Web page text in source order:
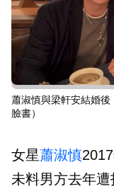
蕭淑慎與梁軒安結婚
臉書）
女星蕭淑慎
未料男方去年遭